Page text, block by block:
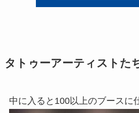
タトゥーアーティストた
中に入ると100以上のブースに